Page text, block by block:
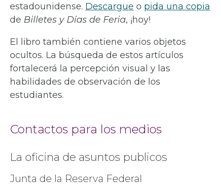
estadounidense. Descargue o pida una copia
de Billetes y Días de Feria, ¡hoy!
El libro también contiene varios objetos
ocultos. La búsqueda de estos artículos
fortalecerá la percepción visual y las
habilidades de observación de los
estudiantes.
Contactos para los medios
La oficina de asuntos publicos
Junta de la Reserva Federal